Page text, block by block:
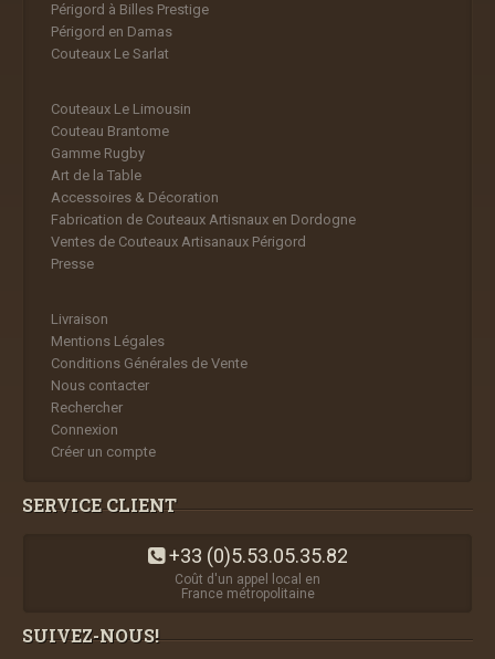
Périgord à Billes Prestige
Périgord en Damas
Couteaux Le Sarlat
Couteaux Le Limousin
Couteau Brantome
Gamme Rugby
Art de la Table
Accessoires & Décoration
Fabrication de Couteaux Artisnaux en Dordogne
Ventes de Couteaux Artisanaux Périgord
Presse
Livraison
Mentions Légales
Conditions Générales de Vente
Nous contacter
Rechercher
Connexion
Créer un compte
SERVICE CLIENT
+33 (0)5.53.05.35.82
Coût d'un appel local en
France métropolitaine
SUIVEZ-NOUS!